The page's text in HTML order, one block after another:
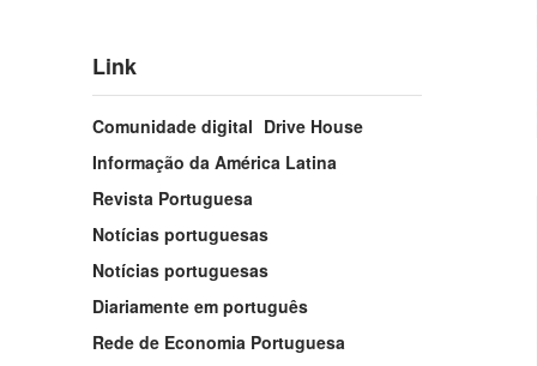
Link
Comunidade digital Drive House
Informação da América Latina
Revista Portuguesa
Notícias portuguesas
Notícias portuguesas
Diariamente em português
Rede de Economia Portuguesa